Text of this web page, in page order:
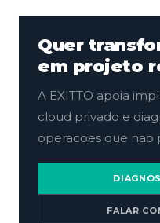
Quer
em projeto
A EXITTO apoia
cloud privado e
operacoes que nao
FALAR